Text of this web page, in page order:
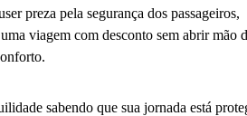
preza pela segurança dos passageiros,
viagem com desconto sem abrir mão
sabendo que sua jornada está